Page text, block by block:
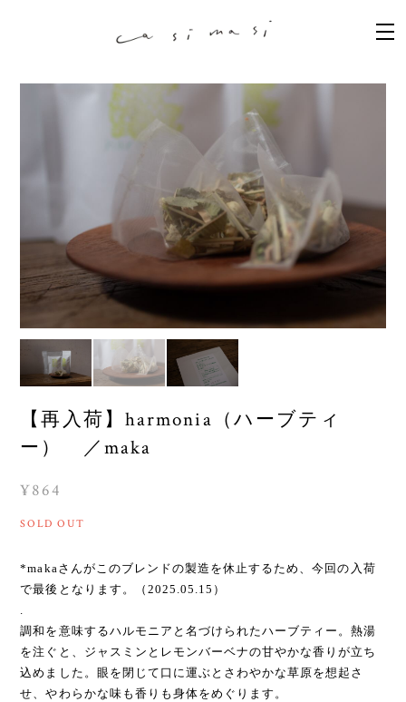
【再入荷】harmonia（ハーブティ
ー） ／maka
¥864
SOLD OUT
*makaさんがこのブレンドの製造を休止するため、今回の入荷
で最後となります。（2025.05.15）
調和を意味するハルモニアと名づけられたハーブティー。熱湯
を注ぐと、ジャスミンとレモンバーベナの甘やかな香りが立ち
込めました。眼を閉じて口に運ぶとさわやかな草原を想起さ
せ、やわらかな味も香りも身体をめぐります。